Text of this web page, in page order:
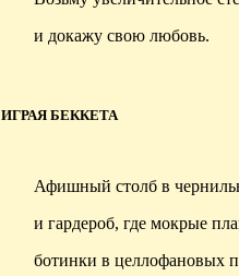
и докажу свою любовь.
ИГРАЯ БЕККЕТА
Афишный столб в
и гардероб, где мокрые
ботинки в целлофановых